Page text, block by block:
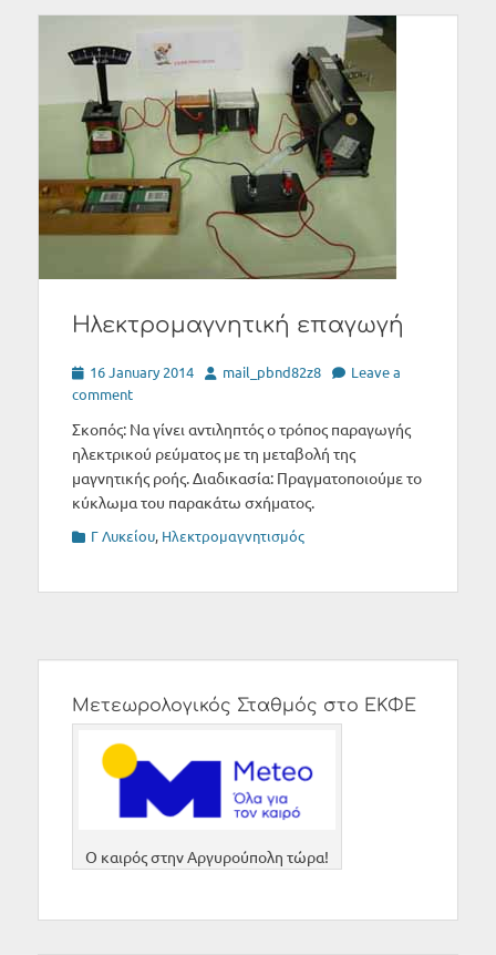
Ηλεκτρομαγνητική επαγωγή
Posted
on
16 January 2014 Author
mail_pbnd82z8
Leave a
comment
Σκοπός: Να γίνει αντιληπτός ο τρόπος παραγωγής
ηλεκτρικού ρεύματος με τη μεταβολή της
μαγνητικής ροής. Διαδικασία: Πραγματοποιούμε το
κύκλωμα του παρακάτω σχήματος.
Categories
Γ Λυκείου, Ηλεκτρομαγνητισμός
Μετεωρολογικός Σταθμός στο ΕΚΦΕ
O καιρός στην Αργυρούπολη τώρα!